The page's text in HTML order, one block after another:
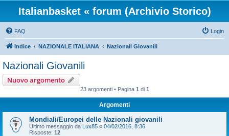
Italianbasket « forum (Archivio Storico)
FAQ Login
Indice NAZIONALE ITALIANA Nazionali Giovanili
Nazionali Giovanili
Nuovo argomento
23 argomenti • Pagina 1 di 1
Argomenti
Mondiali/Europei delle Nazionali giovanili
Ultimo messaggio da Lux85 « 04/02/2016, 8:36
Risposte: 12